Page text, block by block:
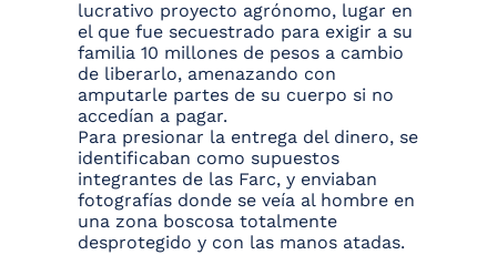
lucrativo proyecto agrónomo, lugar en
el que fue secuestrado para exigir a su
familia 10 millones de pesos a cambio
de liberarlo, amenazando con
amputarle partes de su cuerpo si no
accedían a pagar.
Para presionar la entrega del dinero, se
identificaban como supuestos
integrantes de las Farc, y enviaban
fotografías donde se veía al hombre en
una zona boscosa totalmente
desprotegido y con las manos atadas.